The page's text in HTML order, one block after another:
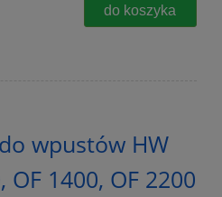
do koszyka
wpustów HW
OF 1400, OF 2200